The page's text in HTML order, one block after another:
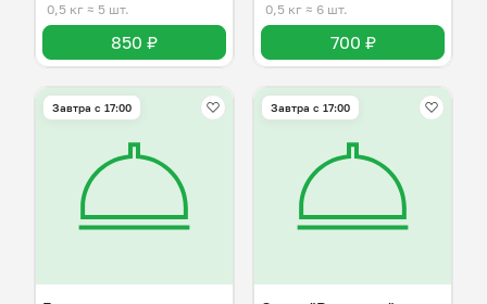
0,5 кг ≈ 5 шт.
850 ₽
0,5 кг ≈ 6 шт.
700 ₽
Завтра c 17:00 Завтра c 17:00